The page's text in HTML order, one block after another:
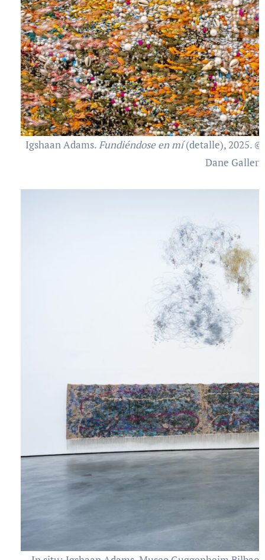
Igshaan Adams.Fundiéndose en mí(detalle), 2025. ©
Dane